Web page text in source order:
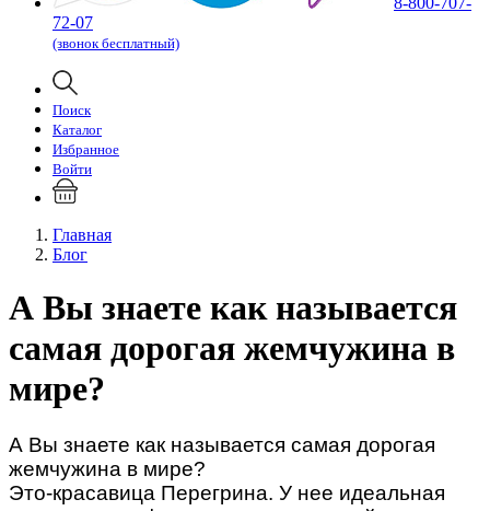
72-07
(звонок бесплатный)
Поиск
Каталог
Избранное
Войти
Главная
Блог
А Вы знаете как называется
самая дорогая жемчужина в
мире?
А Вы знаете как называется самая дорогая
жемчужина в мире?
Это-красавица Перегрина. У нее идеальная